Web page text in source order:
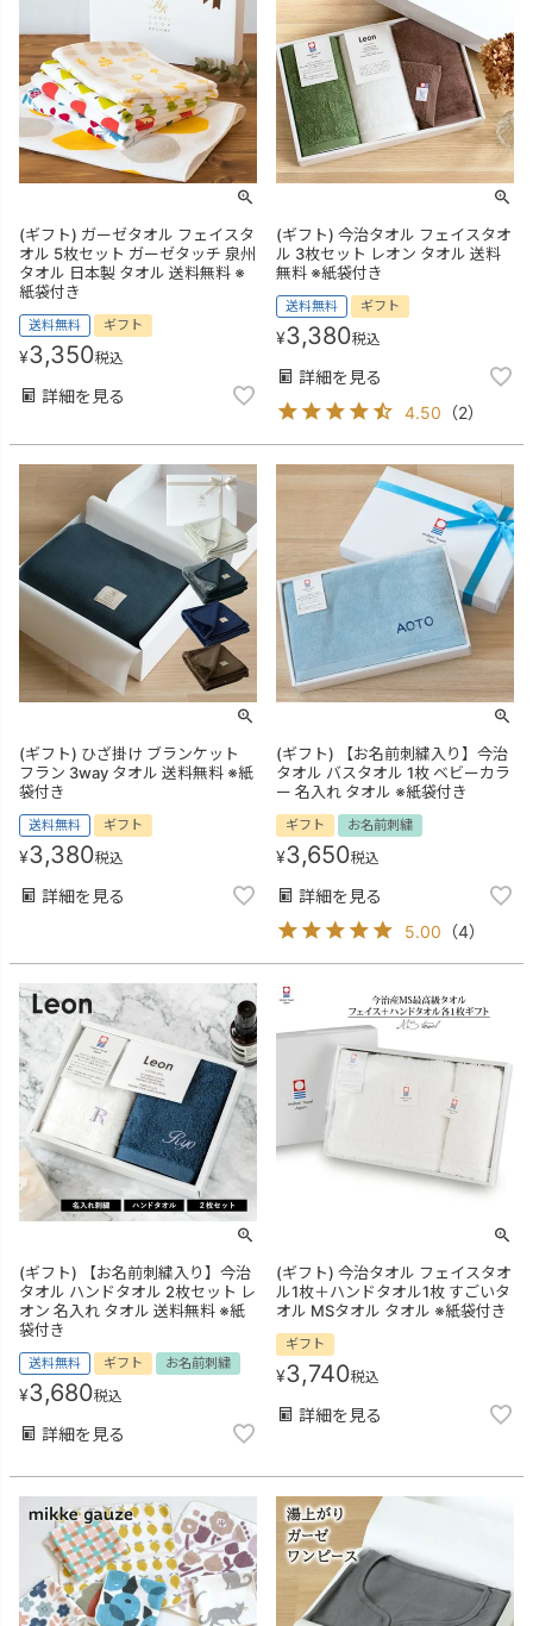
(ギフト) ガーゼタオル フェイスタ
オル 5枚セット ガーゼタッチ 泉州
タオル 日本製 タオル 送料無料 ※
紙袋付き
送料無料 ギフト
¥3,350税込
詳細を見る
(ギフト) 今治タオル フェイスタオ
ル 3枚セット レオン タオル 送料
無料 ※紙袋付き
送料無料 ギフト
¥3,380税込
詳細を見る
4.50 （2）
(ギフト) ひざ掛け ブランケット
フラン 3way タオル 送料無料 ※紙
袋付き
送料無料 ギフト
¥3,380税込
詳細を見る
(ギフト) 【お名前刺繍入り】今治
タオル バスタオル 1枚 ベビーカラ
ー 名入れ タオル ※紙袋付き
ギフト お名前刺繍
¥3,650税込
詳細を見る
5.00 （4）
(ギフト) 【お名前刺繍入り】今治
タオル ハンドタオル 2枚セット レ
オン 名入れ タオル 送料無料 ※紙
袋付き
送料無料 ギフト お名前刺繍
¥3,680税込
詳細を見る
(ギフト) 今治タオル フェイスタオ
ル1枚＋ハンドタオル1枚 すごいタ
オル MSタオル タオル ※紙袋付き
ギフト
¥3,740税込
詳細を見る